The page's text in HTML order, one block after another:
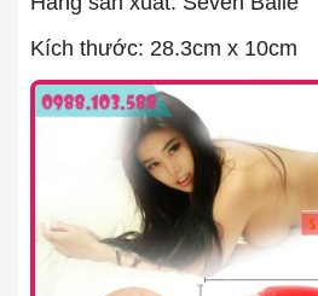
Kích thước: 28.3cm x 10cm